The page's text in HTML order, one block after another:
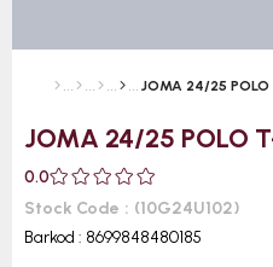
JOMA 24/25
JOMA 24/25 POLO
0.0
Stock Code
(10G24U102)
Barkod : 8699848480185